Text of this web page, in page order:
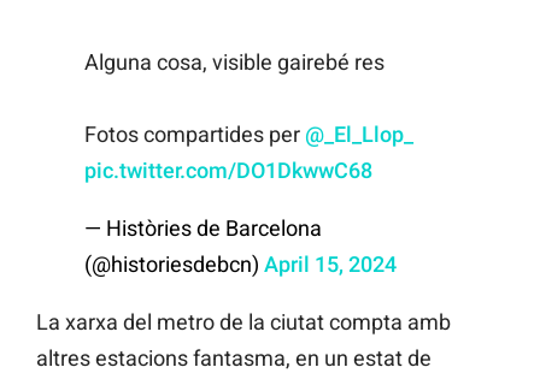
Alguna cosa, visible gairebé res
Fotos compartides per @_El_Llop_
pic.twitter.com/DO1DkwwC68
— Històries de Barcelona
(@historiesdebcn) April 15, 2024
La xarxa del metro de la ciutat compta amb
altres estacions fantasma, en un estat de